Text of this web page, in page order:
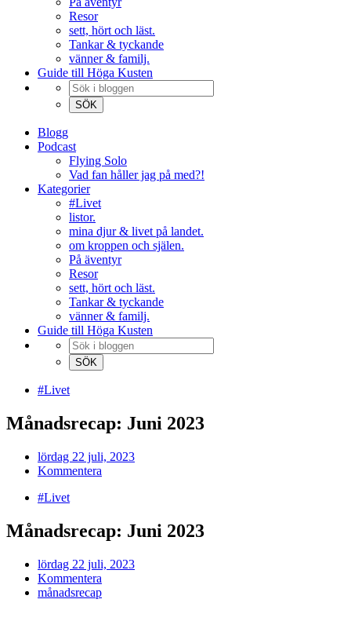
Resor
sett, hört och läst.
Tankar & tyckande
vänner & familj.
Guide till Höga Kusten
Blogg
Podcast
Flying Solo
Vad fan håller jag på med?!
Kategorier
#Livet
listor.
mina djur & livet på landet.
om kroppen och själen.
På äventyr
Resor
sett, hört och läst.
Tankar & tyckande
vänner & familj.
Guide till Höga Kusten
#Livet
Månadsrecap: Juni 2023
lördag 22 juli, 2023
Kommentera
#Livet
Månadsrecap: Juni 2023
lördag 22 juli, 2023
Kommentera
månadsrecap